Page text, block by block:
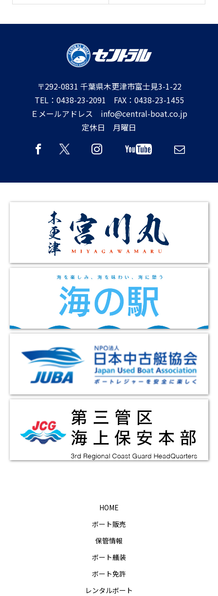
〒292-0831 千葉県木更津市富士見3-1-22
TEL：0438-23-2091 FAX：0438-23-1455
Ｅメールアドレス info@central-boat.co.jp
定休日 月曜日
HOME
ボート販売
保管情報
ボート艤装
ボート免許
レンタルボート